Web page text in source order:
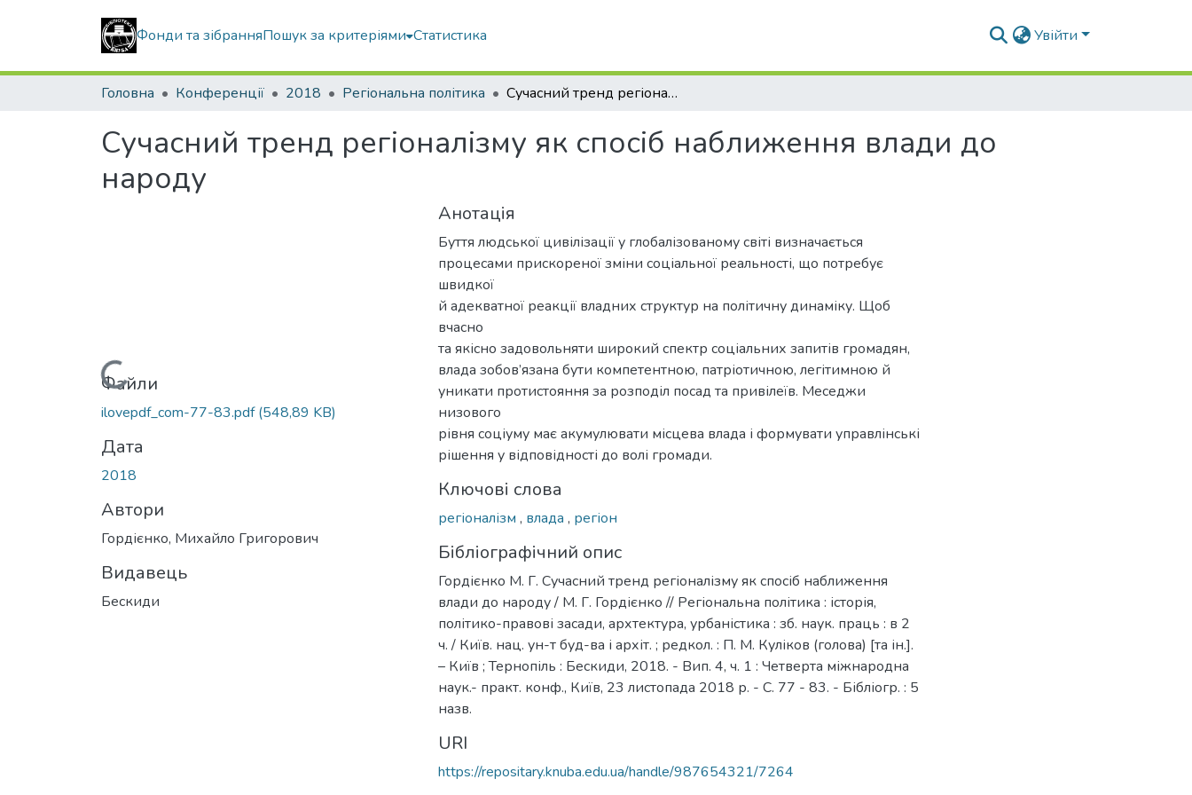
Фонди та зібранняПошук за критеріями Статистика Увійти
Головна Конференції 2018 Регіональна політика Сучасний тренд регіоналізму як спосіб наближення влади до народу
Сучасний тренд регіоналізму як спосіб наближення влади до
народу
Вантажиться...
Файли
ilovepdf_com-77-83.pdf(548,89 KB)
Дата
2018
Автори
Гордієнко, Михайло Григорович
Видавець
Бескиди
Анотація
Буття людської цивілізації у глобалізованому світі визначається
процесами прискореної зміни соціальної реальності, що потребує
швидкої
й адекватної реакції владних структур на політичну динаміку. Щоб
вчасно
та якісно задовольняти широкий спектр соціальних запитів громадян,
влада зобов’язана бути компетентною, патріотичною, легітимною й
уникати протистояння за розподіл посад та привілеїв. Меседжи
низового
рівня соціуму має акумулювати місцева влада і формувати управлінські
рішення у відповідності до волі громади.
Ключові слова
регіоналізм , влада , регіон
Бібліографічний опис
Гордієнко М. Г. Сучасний тренд регіоналізму як спосіб наближення
влади до народу / М. Г. Гордієнко // Регіональна політика : історія,
політико-правові засади, архтектура, урбаністика : зб. наук. праць : в 2
ч. / Київ. нац. ун-т буд-ва і архіт. ; редкол. : П. М. Куліков (голова) [та ін.].
– Київ ; Тернопіль : Бескиди, 2018. - Вип. 4, ч. 1 : Четверта міжнародна
наук.- практ. конф., Київ, 23 листопада 2018 р. - С. 77 - 83. - Бібліогр. : 5
назв.
URI
https://repositary.knuba.edu.ua/handle/987654321/7264